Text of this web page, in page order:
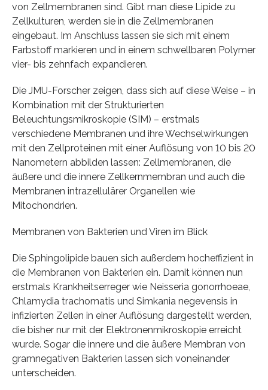
von Zellmembranen sind. Gibt man diese Lipide zu
Zellkulturen, werden sie in die Zellmembranen
eingebaut. Im Anschluss lassen sie sich mit einem
Farbstoff markieren und in einem schwellbaren Polymer
vier- bis zehnfach expandieren.
Die JMU-Forscher zeigen, dass sich auf diese Weise – in
Kombination mit der Strukturierten
Beleuchtungsmikroskopie (SIM) – erstmals
verschiedene Membranen und ihre Wechselwirkungen
mit den Zellproteinen mit einer Auflösung von 10 bis 20
Nanometern abbilden lassen: Zellmembranen, die
äußere und die innere Zellkernmembran und auch die
Membranen intrazellulärer Organellen wie
Mitochondrien.
Membranen von Bakterien und Viren im Blick
Die Sphingolipide bauen sich außerdem hocheffizient in
die Membranen von Bakterien ein. Damit können nun
erstmals Krankheitserreger wie Neisseria gonorrhoeae,
Chlamydia trachomatis und Simkania negevensis in
infizierten Zellen in einer Auflösung dargestellt werden,
die bisher nur mit der Elektronenmikroskopie erreicht
wurde. Sogar die innere und die äußere Membran von
gramnegativen Bakterien lassen sich voneinander
unterscheiden.